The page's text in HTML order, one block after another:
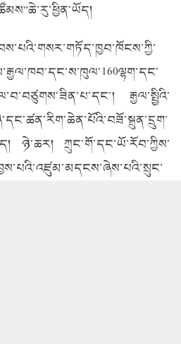
རྒྱལ་སྤྱིའི་
ཉེ་ཆར། ཀྲུང་གོ་དང་ཡོ་རོབ་ཀྱིས་